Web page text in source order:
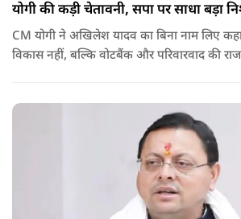
योगी की कड़ी चेतावनी, सपा पर साधा बड़ा
CM योगी ने अखिलेश यादव का बिना नाम लिए
विकास नहीं, बल्कि वोटबैंक और परिवारवाद की